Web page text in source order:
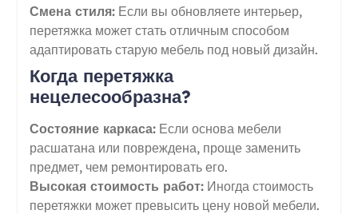
Смена стиля:Если вы обновляете интерьер,
перетяжка может стать отличным способом
адаптировать старую мебель под новый дизайн.
Когда перетяжка
нецелесообразна?
Состояние каркаса:Если основа мебели
расшатана или повреждена, проще заменить
предмет, чем ремонтировать его.
Высокая стоимость работ:Иногда стоимость
перетяжки может превысить цену новой мебели.